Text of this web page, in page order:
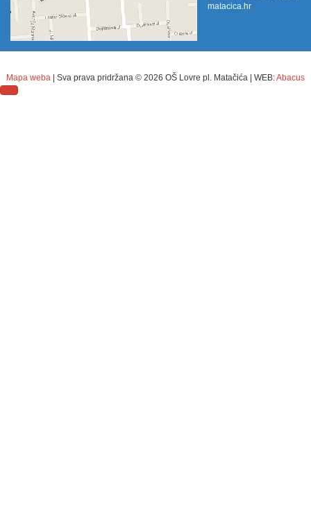
matacica.hr
Mapa weba | Sva prava pridržana © 2026 OŠ Lovre pl. Matačića | WEB:Abacus